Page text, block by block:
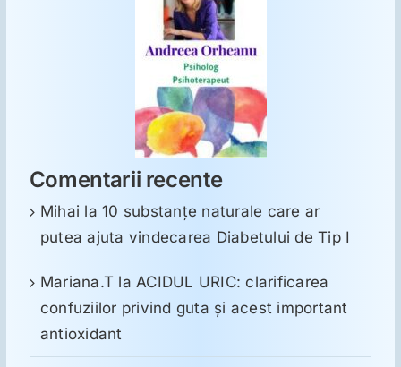
Comentarii recente
Mihai la10 substanţe naturale care ar
putea ajuta vindecarea Diabetului de Tip I
Mariana.T laACIDUL URIC: clarificarea
confuziilor privind guta și acest important
antioxidant